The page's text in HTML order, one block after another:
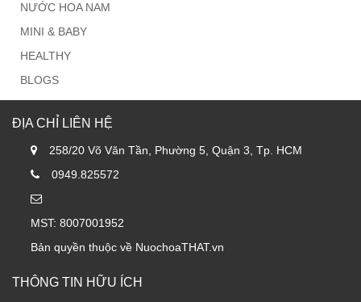
NƯỚC HOA NAM
MINI & BABY
HEALTHY
BLOGS
ĐỊA CHỈ LIÊN HỆ
258/20 Võ Văn Tần, Phường 5, Quận 3, Tp. HCM
0949.825572
MST: 8007001952
Bản quyền thuộc về NuochoaTHAT.vn
THÔNG TIN HỮU ÍCH